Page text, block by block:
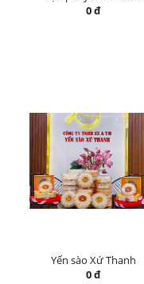
0 đ
Yến sào Xứ Thanh
0 đ